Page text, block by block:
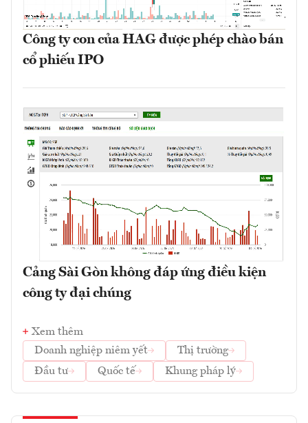
Công ty con của HAG được phép chào bán
cổ phiếu IPO
Cảng Sài Gòn không đáp ứng điều kiện
công ty đại chúng
Xem thêm
Doanh nghiệp niêm yết
Thị trường
Đầu tư
Quốc tế Khung pháp lý